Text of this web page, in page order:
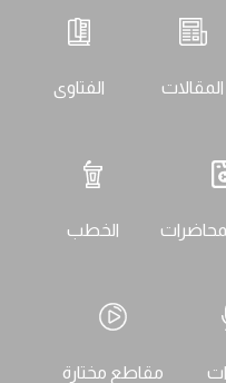
المقالات الفتاوى
الخطب
مقاطع مختارة